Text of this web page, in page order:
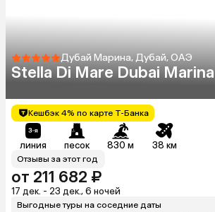
Дубай Марина, Дубай, ОАЭ
Stella Di Mare Dubai Marina
Кешбэк 4% по карте Т-Банка
линия песок 830 м 38 км
Отзывы за этот год
от 211 682 ₽
17 дек. - 23 дек., 6 ночей
Выгодные туры на соседние даты